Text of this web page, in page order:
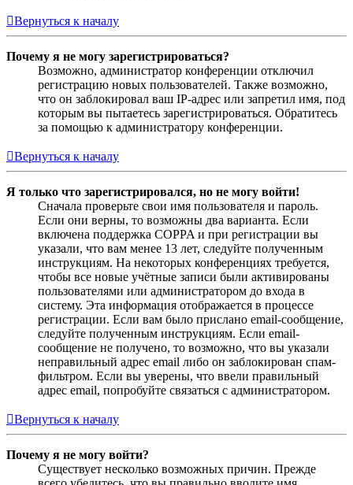
Вернуться к началу
Почему я не могу зарегистрироваться?
Возможно, администратор конференции отключил
регистрацию новых пользователей. Также возможно,
что он заблокировал ваш IP-адрес или запретил имя, под
которым вы пытаетесь зарегистрироваться. Обратитесь
за помощью к администратору конференции.
Вернуться к началу
Я только что зарегистрировался, но не могу войти!
Сначала проверьте свои имя пользователя и пароль.
Если они верны, то возможны два варианта. Если
включена поддержка COPPA и при регистрации вы
указали, что вам менее 13 лет, следуйте полученным
инструкциям. На некоторых конференциях требуется,
чтобы все новые учётные записи были активированы
пользователями или администратором до входа в
систему. Эта информация отображается в процессе
регистрации. Если вам было прислано email-сообщение,
следуйте полученным инструкциям. Если email-
сообщение не получено, то возможно, что вы указали
неправильный адрес email либо он заблокирован спам-
фильтром. Если вы уверены, что ввели правильный
адрес email, попробуйте связаться с администратором.
Вернуться к началу
Почему я не могу войти?
Существует несколько возможных причин. Прежде